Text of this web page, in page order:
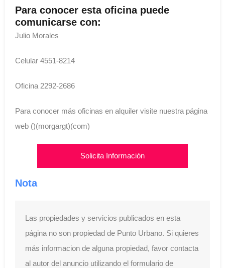
Para conocer esta oficina puede
comunicarse con:
Julio Morales
Celular 4551-8214
Oficina 2292-2686
Para conocer más oficinas en alquiler visite nuestra página
web ()(morgargt)(com)
Solicita Información
Nota
Las propiedades y servicios publicados en esta
página no son propiedad de Punto Urbano. Si quieres
más informacion de alguna propiedad, favor contacta
al autor del anuncio utilizando el formulario de